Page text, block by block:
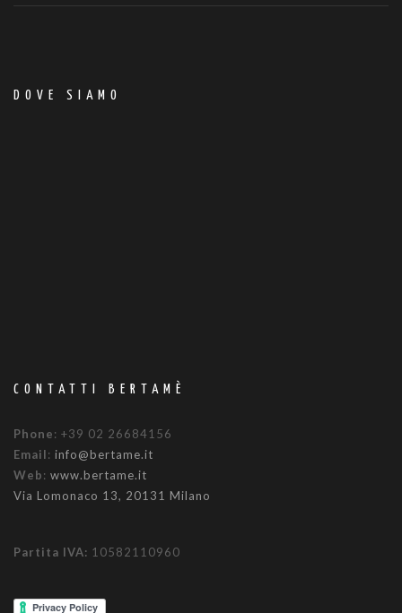
DOVE SIAMO
CONTATTI BERTAMÈ
Phone: +39 02 26684156
Email: info@bertame.it
Web: www.bertame.it
Via Lomonaco 13, 20131 Milano
Partita IVA: 10582110960